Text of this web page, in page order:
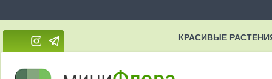
КРАСИВЫЕ